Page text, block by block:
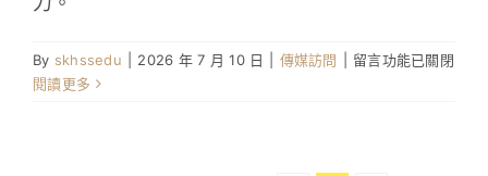
By skhssedu 2026 年 7 月 10 日 傳媒訪問
在
留言功能已關閉
閱讀更多